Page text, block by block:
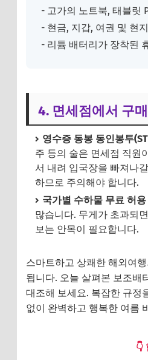
- 고가의 노트북, 태블릿
- 현금, 지갑, 여권 및 현
- 리튬 배터리가 장착된
4. 면세점에서 구
영수증 동봉 동인봉투
주 등의 술은 면세점 직원
서 내려 입국장을 빠져나
하므로 주의해야 합니다.
국가별 수하물 무료 허
많습니다. 무게가 초과되
보는 안목이 필요합니다.
스마트하고 상쾌한 해외여
됩니다. 오늘 살펴본 보조배
대조해 보세요. 복잡한 규정
없이 완벽하고 행복한 여름
👇